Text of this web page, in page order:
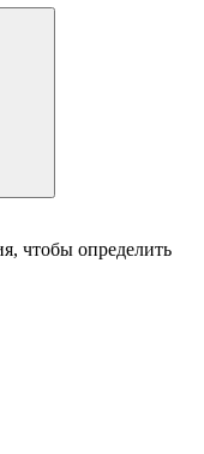
чтобы определить